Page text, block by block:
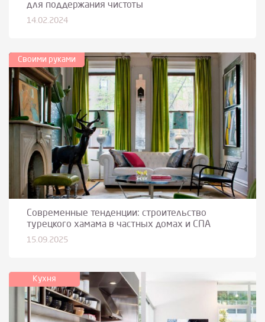
для поддержания чистоты
14.02.2024
Своими руками
Современные тенденции: строительство
турецкого хамама в частных домах и СПА
15.09.2025
Кухня